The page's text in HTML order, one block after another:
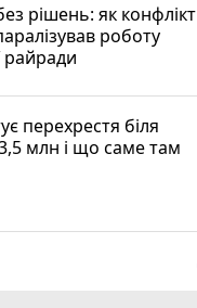
рішень: як конфлікт
роботу
райради
перехрестя біля
млн і що саме там